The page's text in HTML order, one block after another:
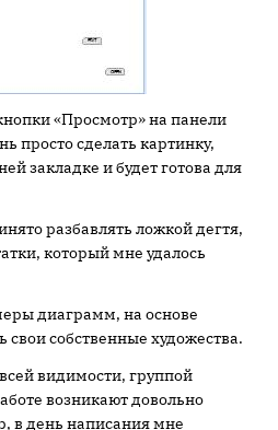
«Просмотр» на панели
просто сделать картинку,
закладке и будет готова для
разбавлять ложкой дегтя,
который мне удалось
диаграмм, на основе
свои собственные художества.
видимости, группой
возникают довольно
в день написания мне